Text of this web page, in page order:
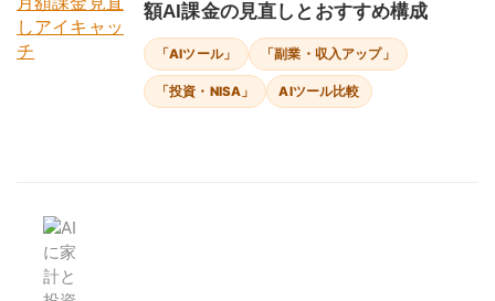
額AI課金の見直しとおすすめ構成
「AIツール」 「副業・収入アップ」
「投資・NISA」 AIツール比較